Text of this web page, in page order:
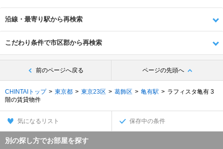
沿線・最寄り駅から再検索
こだわり条件で市区郡から再検索
前のページへ戻る ページの先頭へ
CHINTAIトップ 東京都 東京23区 葛飾区 亀有駅
ラフィスタ亀有 3
階の賃貸物件
気になるリスト 保存中の条件
別の探し方でお部屋を探す